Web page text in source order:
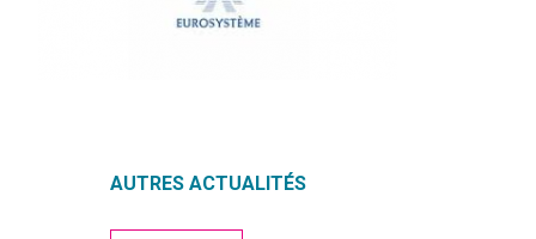
L’ASSOCIATION
AUTRES ACTUALITÉS